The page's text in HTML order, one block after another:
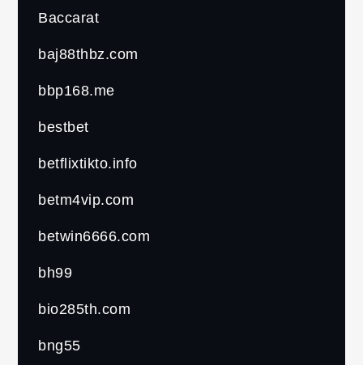
Baccarat
baj88thbz.com
bbp168.me
bestbet
betflixtikto.info
betm4vip.com
betwin6666.com
bh99
bio285th.com
bng55